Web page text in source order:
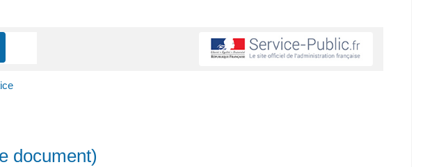
document)